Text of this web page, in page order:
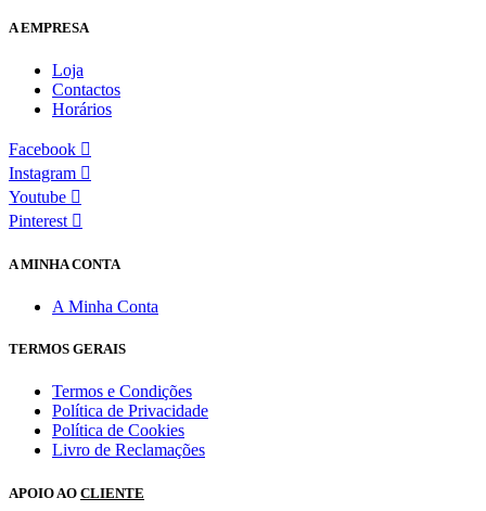
A EMPRESA
Loja
Contactos
Horários
Facebook
Instagram
Youtube
Pinterest
A MINHA CONTA
A Minha Conta
TERMOS GERAIS
Termos e Condições
Política de Privacidade
Política de Cookies
Livro de Reclamações
APOIO AO CLIENTE